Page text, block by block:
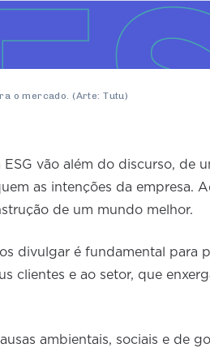
o mercado. (Arte: Tutu)
vão além do discurso, de
as intenções da empresa.
de um mundo melhor.
divulgar é fundamental para
clientes e ao setor, que
ambientais, sociais e de